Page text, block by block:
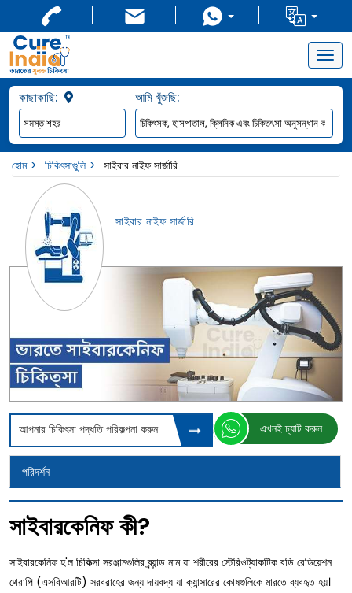
কাছাকাছি: আমি খুঁজছি:
হোম চিকিৎসাগুুলি সাইবার নাইফ সার্জারি
সাইবার নাইফ সার্জারি
আপনার চিকিৎসা পদ্ধতি পরিকল্পনা করুন এখনই চ্যাট করুন
পরিদর্শন
সাইবারকেনিফ কী?
সাইবারকেনিফ হ'ল চিকিত্সা সরঞ্জামগুলির ব্র্যান্ড নাম যা শরীরের স্টেরিওট্যাকটিক বডি রেডিয়েশন
থেরাপি (এসবিআরটি) সরবরাহের জন্য দায়বদ্ধ যা ক্যান্সারের কোষগুলিকে মারতে ব্যবহৃত হয়।